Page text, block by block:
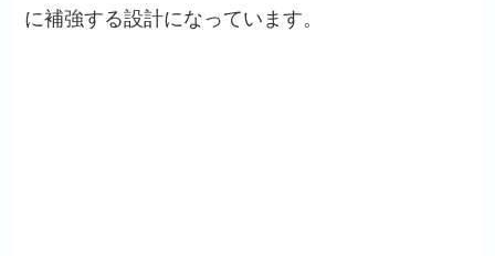
に補強する設計になっています。